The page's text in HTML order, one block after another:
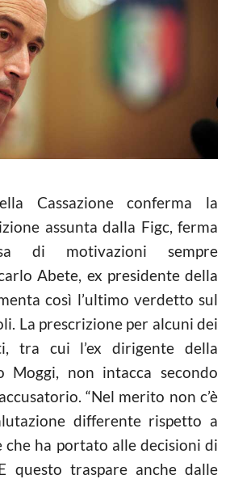
Cassazione conferma la
assunta dalla Figc, ferma
di motivazioni sempre
Abete, ex presidente della
così l’ultimo verdetto sul
. La prescrizione per alcuni dei
tra cui l’ex dirigente della
Moggi, non intacca secondo
“Nel merito non c’è
differente rispetto a
che ha portato alle decisioni di
questo traspare anche dalle